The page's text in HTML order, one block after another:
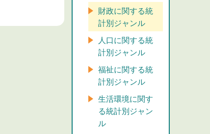
財政に関する統
計別ジャンル
人口に関する統
計別ジャンル
福祉に関する統
計別ジャンル
生活環境に関す
る統計別ジャン
ル